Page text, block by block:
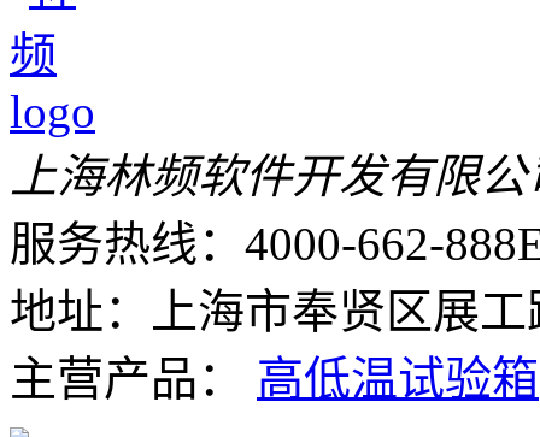
上海林频软件开发有限公
服务热线：4000-662-888
地址：上海市奉贤区展工
主营产品： 高低温试验箱